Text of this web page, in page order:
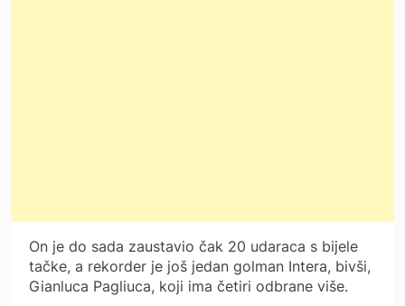
On je do sada zaustavio čak 20 udaraca s bijele
tačke, a rekorder je još jedan golman Intera, bivši,
Gianluca Pagliuca, koji ima četiri odbrane više.